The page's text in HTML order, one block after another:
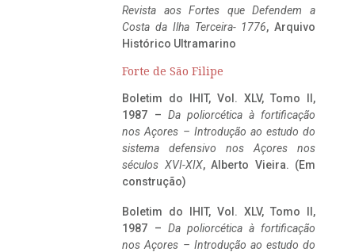
Revista aos Fortes que Defendem a
Costa da Ilha Terceira- 1776, Arquivo
Histórico Ultramarino
Forte de São Filipe
Boletim do IHIT, Vol. XLV, Tomo II,
1987 – Da poliorcética à fortificação
nos Açores – Introdução ao estudo do
sistema defensivo nos Açores nos
séculos XVI-XIX, Alberto Vieira. (Em
construção)
Boletim do IHIT, Vol. XLV, Tomo II,
1987 – Da poliorcética à fortificação
nos Açores – Introdução ao estudo do